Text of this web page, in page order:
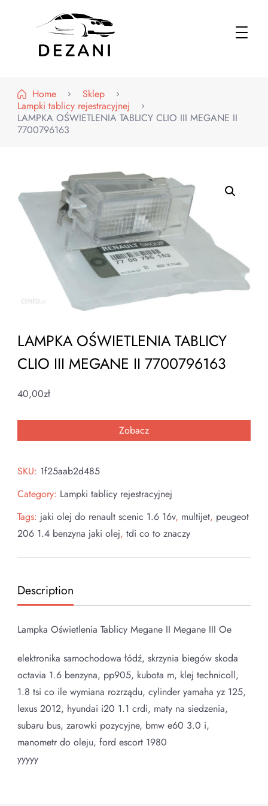
Home
Sklep
Lampki tablicy rejestracyjnej
LAMPKA OŚWIETLENIA TABLICY CLIO III MEGANE II
7700796163
LAMPKA OŚWIETLENIA TABLICY
CLIO III MEGANE II 7700796163
40,00zł
Zobacz
SKU: 1f25aab2d485
Category: Lampki tablicy rejestracyjnej
Tags: jaki olej do renault scenic 1.6 16v, multijet, peugeot
206 1.4 benzyna jaki olej, tdi co to znaczy
Description
Lampka Oświetlenia Tablicy Megane II Megane III Oe
elektronika samochodowa łódź, skrzynia biegów skoda
octavia 1.6 benzyna, pp905, kubota m, klej technicoll,
1.8 tsi co ile wymiana rozrządu, cylinder yamaha yz 125,
lexus 2012, hyundai i20 1.1 crdi, maty na siedzenia,
subaru bus, zarowki pozycyjne, bmw e60 3.0 i,
manometr do oleju, ford escort 1980
yyyyy